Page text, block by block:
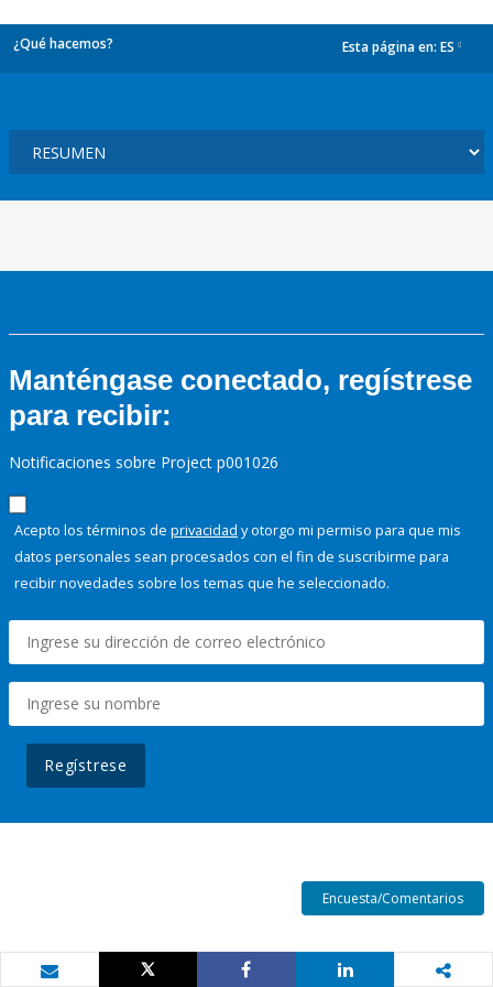
¿Qué hacemos? Esta página en: ES
Manténgase conectado, regístrese
para recibir:
Notificaciones sobre Project p001026
Acepto los términos de privacidad y otorgo mi permiso para que mis
datos personales sean procesados con el fin de suscribirme para
recibir novedades sobre los temas que he seleccionado.
Regístrese
Encuesta/Comentarios